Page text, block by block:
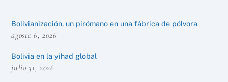
Bolivianización, un pirómano en una fábrica de pólvora
agosto 6, 2026
Bolivia en la yihad global
julio 31, 2026